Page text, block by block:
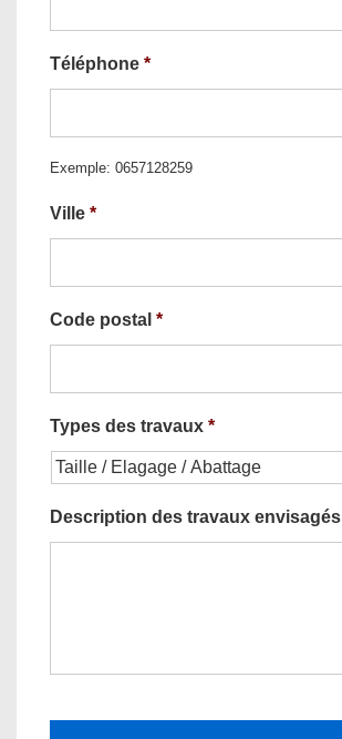
Téléphone *
Exemple: 0657128259
Ville *
Code postal *
Types des travaux *
Description des travaux envisagés